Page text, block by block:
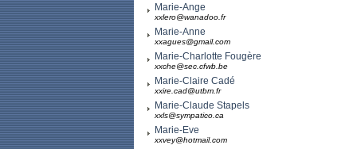
Marie-Ange
xxlero@wanadoo.fr
Marie-Anne
xxagues@gmail.com
Marie-Charlotte Fougère
xxche@sec.cfwb.be
Marie-Claire Cadé
xxire.cad@utbm.fr
Marie-Claude Stapels
xxls@sympatico.ca
Marie-Eve
xxvey@hotmail.com